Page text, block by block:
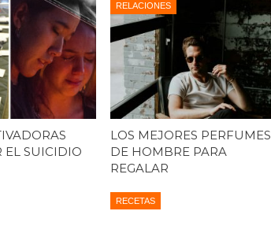
EL SUICIDIO
RELACIONES
LOS MEJORES PERFUMES
DE HOMBRE PARA
REGALAR
RECETAS